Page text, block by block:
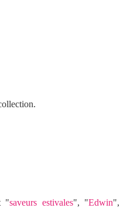
"saveurs estivales", "Edwin",